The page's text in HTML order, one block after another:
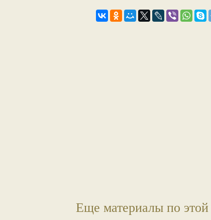
Еще материалы по этой